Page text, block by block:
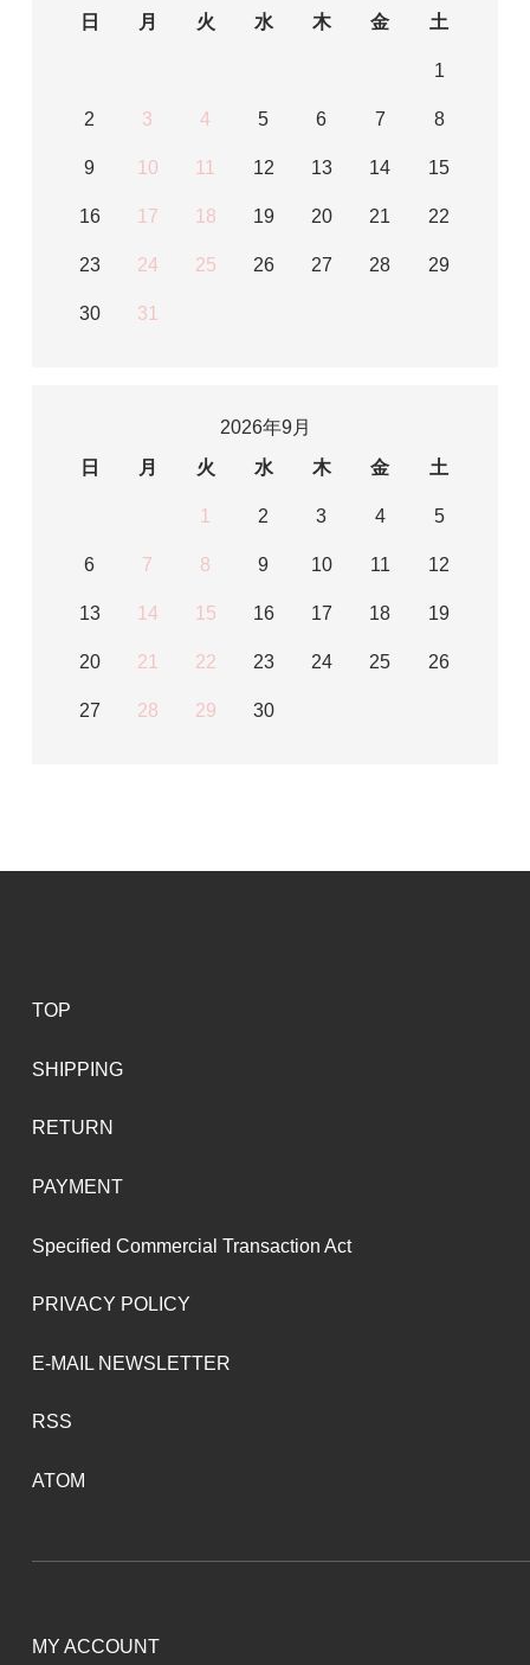
日
月 火 水 木 金 土
1
2 3 4 5 6 7 8
9 10 11 12 13 14 15
16 17 18 19 20 21 22
23 24 25 26 27 28 29
30 31
2026年9月
日
月 火 水 木 金 土
1 2 3 4 5
6 7 8 9 10 11 12
13 14 15 16 17 18 19
20 21 22 23 24 25 26
27 28 29 30
TOP
SHIPPING
RETURN
PAYMENT
Specified Commercial Transaction Act
PRIVACY POLICY
E-MAIL NEWSLETTER
RSS
ATOM
MY ACCOUNT